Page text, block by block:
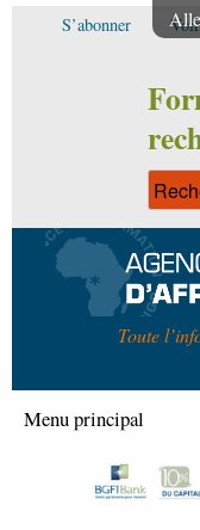
S’abonner
Toute
Menu principal